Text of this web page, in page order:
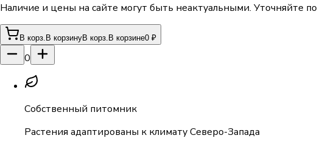
Наличие и цены на сайте могут быть неактуальными. Уточняйте по
В корз. В корзинуВ корз. В корзине0 ₽
0
Собственный питомник
Растения адаптированы к климату Северо-Запада